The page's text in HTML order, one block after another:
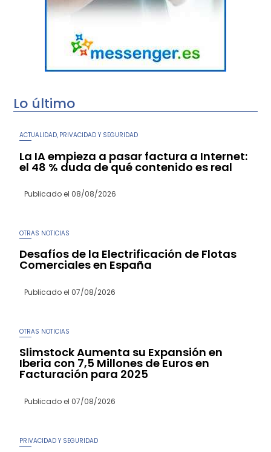
Lo último
ACTUALIDAD PRIVACIDAD Y SEGURIDAD
La IA empieza a pasar factura a Internet:
el 48 % duda de qué contenido es real
Publicado el 08/08/2026
OTRAS NOTICIAS
Desafíos de la Electrificación de Flotas
Comerciales en España
Publicado el 07/08/2026
OTRAS NOTICIAS
Slimstock Aumenta su Expansión en
Iberia con 7,5 Millones de Euros en
Facturación para 2025
Publicado el 07/08/2026
PRIVACIDAD Y SEGURIDAD